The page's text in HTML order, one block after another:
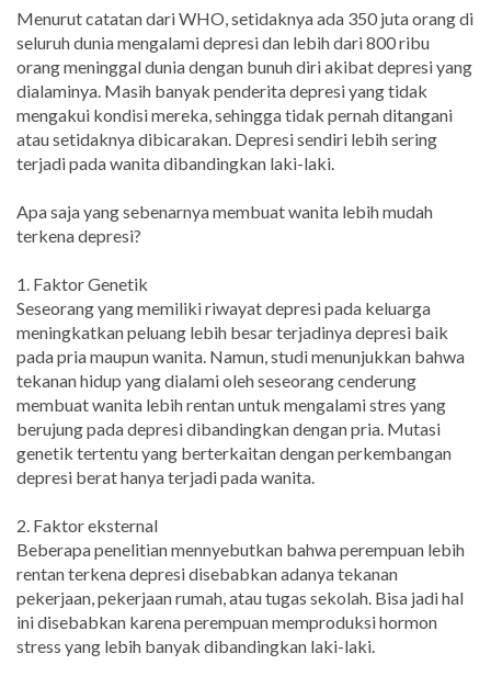
Menurut catatan dari WHO, setidaknya ada 350 juta orang di
seluruh dunia mengalami depresi dan lebih dari 800 ribu
orang meninggal dunia dengan bunuh diri akibat depresi yang
dialaminya. Masih banyak penderita depresi yang tidak
mengakui kondisi mereka, sehingga tidak pernah ditangani
atau setidaknya dibicarakan. Depresi sendiri lebih sering
terjadi pada wanita dibandingkan laki-laki.
Apa saja yang sebenarnya membuat wanita lebih mudah
terkena depresi?
1. Faktor Genetik
Seseorang yang memiliki riwayat depresi pada keluarga
meningkatkan peluang lebih besar terjadinya depresi baik
pada pria maupun wanita. Namun, studi menunjukkan bahwa
tekanan hidup yang dialami oleh seseorang cenderung
membuat wanita lebih rentan untuk mengalami stres yang
berujung pada depresi dibandingkan dengan pria. Mutasi
genetik tertentu yang berterkaitan dengan perkembangan
depresi berat hanya terjadi pada wanita.
2. Faktor eksternal
Beberapa penelitian mennyebutkan bahwa perempuan lebih
rentan terkena depresi disebabkan adanya tekanan
pekerjaan, pekerjaan rumah, atau tugas sekolah. Bisa jadi hal
ini disebabkan karena perempuan memproduksi hormon
stress yang lebih banyak dibandingkan laki-laki.